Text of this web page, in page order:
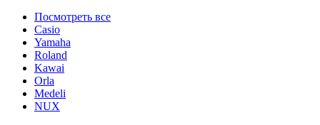
Посмотреть все
Casio
Yamaha
Roland
Kawai
Orla
Medeli
NUX